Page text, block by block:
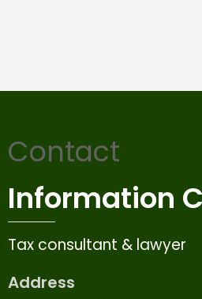
Contact
Information
Tax consultant & lawyer
Address